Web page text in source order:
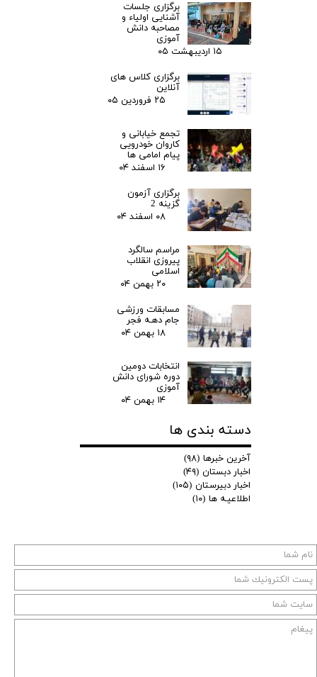
برگزاری جلسات
آشنایی اولیاء و
مصاحبه دانش
آموزی
۱۵ اردیبهشت ۰۵
برگزاری کلاس های
آنلاین
۲۵ فروردین ۰۵
تجمع خیابانی و
کاروان خودرویی
پیام امامی ها
۱۶ اسفند ۰۴
برگزاری آزمون
گزینه 2
۰۸ اسفند ۰۴
مراسم سالگرد
پیروزی انقلاب
اسلامی
۲۰ بهمن ۰۴
مسابقات ورزشی
جام دهـه فجر
۱۸ بهمن ۰۴
انتخابات دومین
دوره شورای دانش
آموزی
۱۴ بهمن ۰۴
دسته بندی ها
آخرین خبرها (۹۸)
اخبار دبستان (۴۹)
اخبار دبیرستان (۱۰۵)
اطلاعیـه ها (۱۰)